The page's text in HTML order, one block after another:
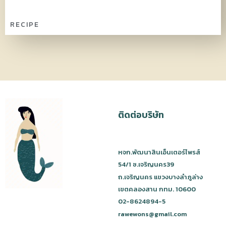
RECIPE
ติดต่อบริษัท
หจก.พัฒนาสินเอ็นเตอร์ไพรส์
54/1 ซ.เจริญนคร39
ถ.เจริญนคร แขวงบางลำภูล่าง
เขตคลองสาน กทม. 10600
02-8624894-5
rawewons@gmail.com